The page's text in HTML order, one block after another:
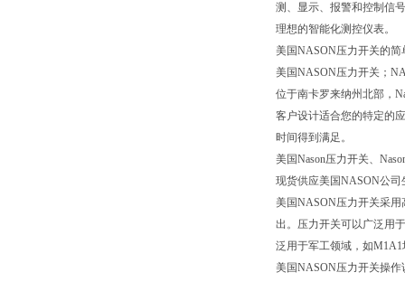
测、显示、报警和控制信
理想的智能化测控仪表。
美国NASON压力开关的
美国NASON压力开关；
位于南卡罗来纳州北部，
客户设计适合您的特定的
时间得到满足。
美国Nason压力开关、
现货供应美国NASON公司
美国NASON压力开关采
出。压力开关可以广泛用
泛用于军工领域，如M1A1
美国NASON压力开关操作